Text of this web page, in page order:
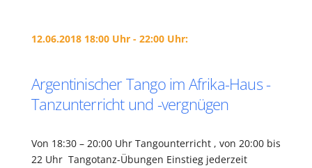
12.06.2018 18:00 Uhr - 22:00 Uhr:
Argentinischer Tango im Afrika-Haus -
Tanzunterricht und -vergnügen
Von 18:30 – 20:00 Uhr Tangounterricht , von 20:00 bis
22 Uhr Tangotanz-Übungen Einstieg jederzeit